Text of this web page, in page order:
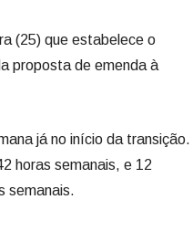
(25) que estabelece o
proposta de emenda à
já no início da transição.
horas semanais, e 12
semanais.